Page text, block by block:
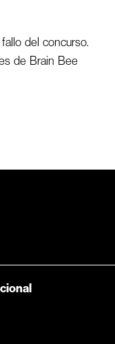
del concurso.
de Brain Bee